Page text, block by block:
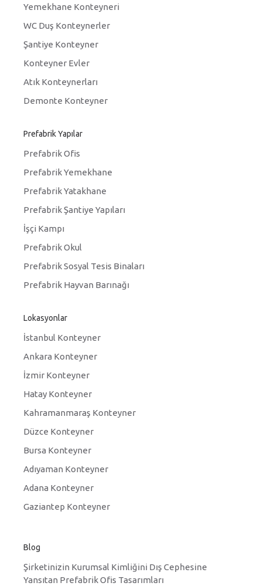
Yemekhane Konteyneri
WC Duş Konteynerler
Şantiye Konteyner
Konteyner Evler
Atık Konteynerları
Demonte Konteyner
Prefabrik Yapılar
Prefabrik Ofis
Prefabrik Yemekhane
Prefabrik Yatakhane
Prefabrik Şantiye Yapıları
İşçi Kampı
Prefabrik Okul
Prefabrik Sosyal Tesis Binaları
Prefabrik Hayvan Barınağı
Lokasyonlar
İstanbul Konteyner
Ankara Konteyner
İzmir Konteyner
Hatay Konteyner
Kahramanmaraş Konteyner
Düzce Konteyner
Bursa Konteyner
Adıyaman Konteyner
Adana Konteyner
Gaziantep Konteyner
Blog
Şirketinizin Kurumsal Kimliğini Dış Cephesine
Yansıtan Prefabrik Ofis Tasarımları